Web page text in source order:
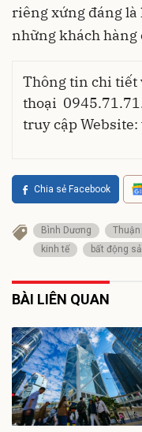
riêng xứng đáng là
những khách hàng
Thông tin chi tiết
thoại
truy cập Website:
Chia sẻ Facebook
Bình Dương Thuận
kinh tế
bất động
BÀI LIÊN QUAN